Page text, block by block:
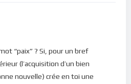
“paix” ? Si, pour un bref
(l’acquisition d’un bien
nouvelle) crée en toi une